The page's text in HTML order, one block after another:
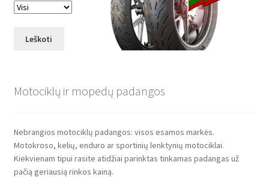
Leškoti
Motociklų ir mopedų padangos
Nebrangios motociklų padangos: visos esamos markės.
Motokroso, kelių, enduro ar sportinių lenktynių motociklai.
Kiekvienam tipui rasite atidžiai parinktas tinkamas padangas už
pačią geriausią rinkos kainą.